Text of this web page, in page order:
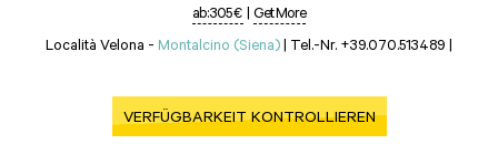
ab:305 € | Get More
Località Velona - Montalcino (Siena) | Tel.-Nr. +39.070.513489 |
VERFÜGBARKEIT KONTROLLIEREN